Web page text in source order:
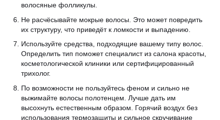
волосяные фолликулы.
Не расчёсывайте мокрые волосы. Это может повредить
их структуру, что приведёт к ломкости и выпадению.
Используйте средства, подходящие вашему типу волос.
Определить тип поможет специалист из салона красоты,
косметологической клиники или сертифицированный
трихолог.
По возможности не пользуйтесь феном и сильно не
выжимайте волосы полотенцем. Лучше дать им
высохнуть естественным образом. Горячий воздух без
использования термозащиты и сильное скручивание